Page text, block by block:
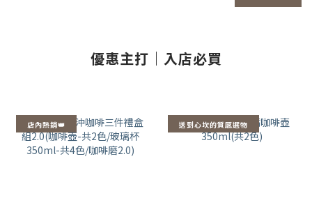
優惠主打｜入店必買
店內熱銷👑 送到心坎的質感選物